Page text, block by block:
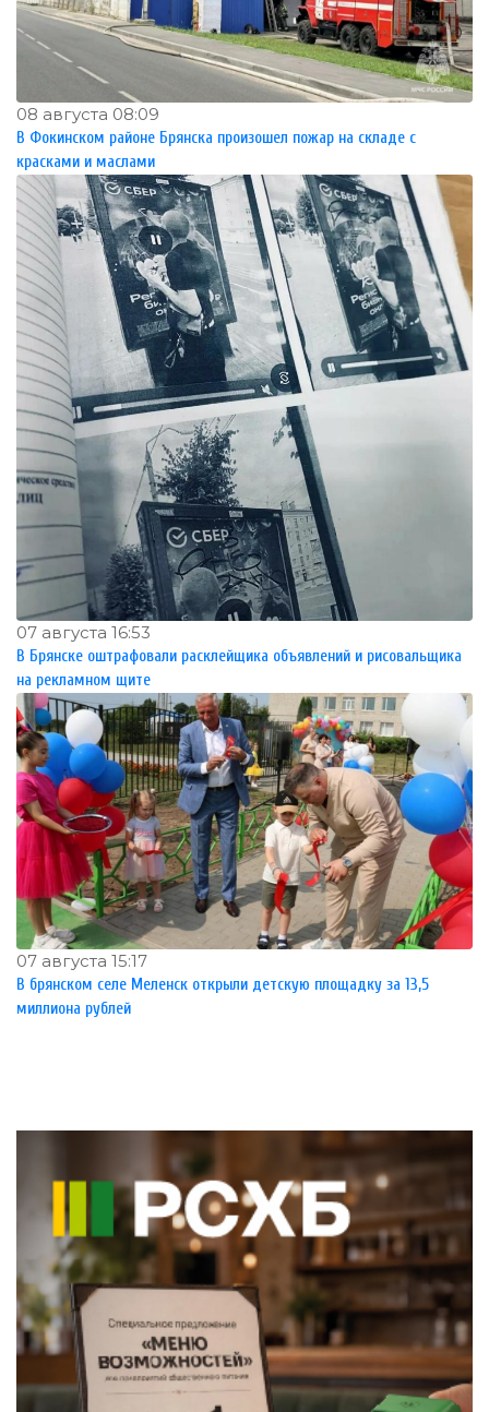
08 августа 08:09
В Фокинском районе Брянска произошел пожар на складе с
красками и маслами
07 августа 16:53
В Брянске оштрафовали расклейщика объявлений и рисовальщика
на рекламном щите
07 августа 15:17
В брянском селе Меленск открыли детскую площадку за 13,5
миллиона рублей